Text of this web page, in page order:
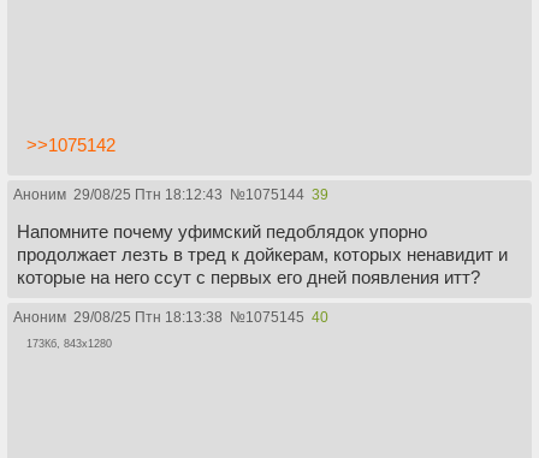
>>1075142
Аноним 29/08/25 Птн 18:12:43 №1075144 39
Напомните почему уфимский педоблядок упорно
продолжает лезть в тред к дойкерам, которых ненавидит и
которые на него ссут с первых его дней появления итт?
Аноним 29/08/25 Птн 18:13:38 №1075145 40
173Кб, 843x1280